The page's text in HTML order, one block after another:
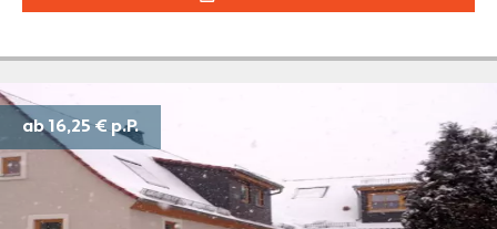
ab 16,25 € p.P.